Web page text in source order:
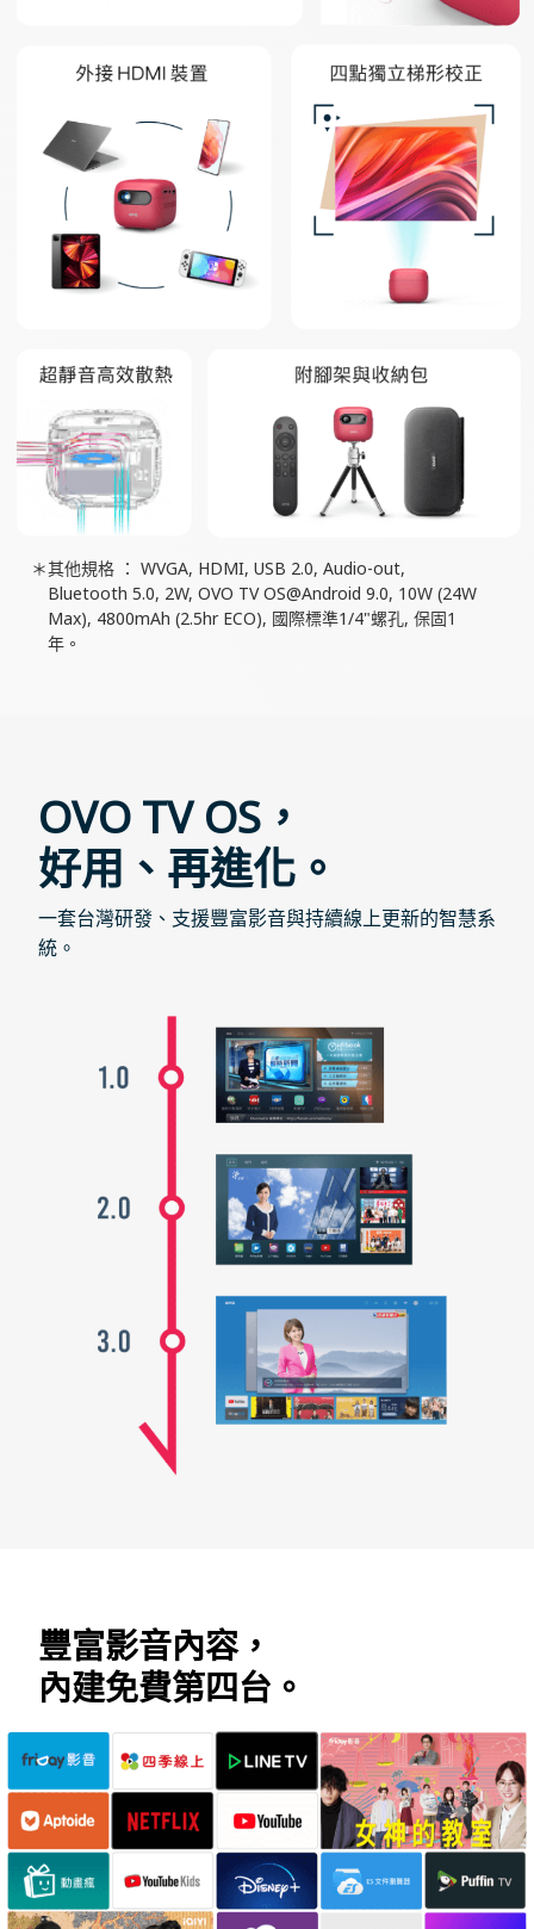
其他規格 ： WVGA, HDMI, USB 2.0, Audio-out,
Bluetooth 5.0, 2W, OVO TV OS@Android 9.0, 10W (24W
Max), 4800mAh (2.5hr ECO), 國際標準1/4"螺孔, 保固1
年。
OVO TV OS，
好用、再進化。
一套台灣研發、支援豐富影音與持續線上更新的智慧系
統。
豐富影音內容，
內建免費第四台。